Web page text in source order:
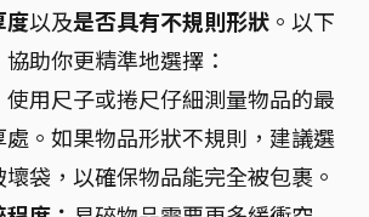
度以及是否具有不規則形狀 。以下
助你更精準地選擇：
使用尺子或捲尺仔細測量物品的最
。如果物品形狀不規則，建議選
袋，以確保物品能完全被包裹。